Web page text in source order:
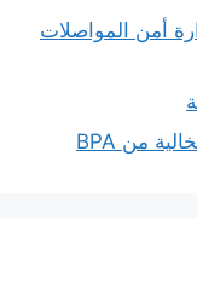
أمن المواصلات